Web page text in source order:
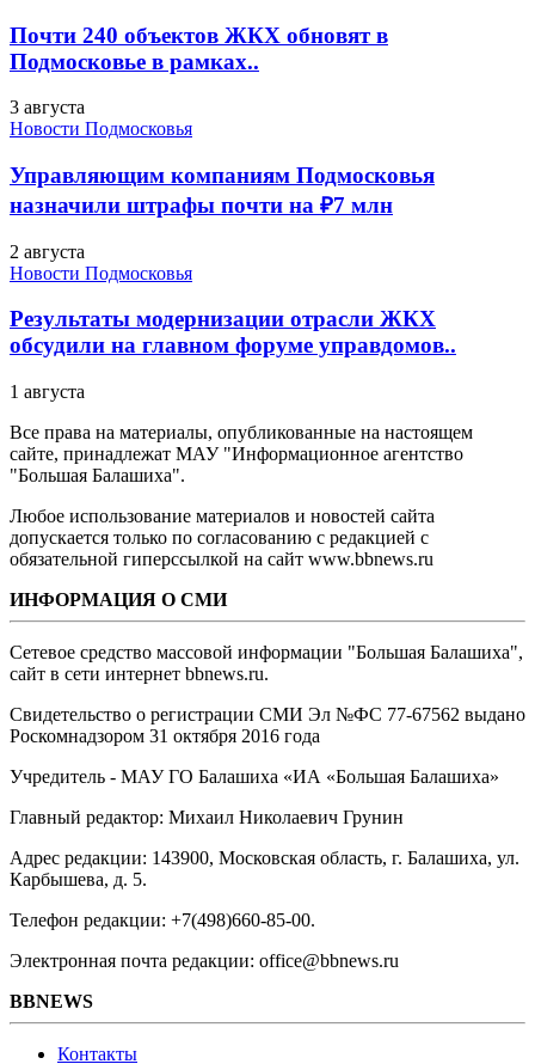
Почти 240 объектов ЖКХ обновят в
Подмосковье в рамках..
3 августа
Новости Подмосковья
Управляющим компаниям Подмосковья
назначили штрафы почти на ₽7 млн
2 августа
Новости Подмосковья
Результаты модернизации отрасли ЖКХ
обсудили на главном форуме управдомов..
1 августа
Все права на материалы, опубликованные на настоящем
сайте, принадлежат МАУ "Информационное агентство
"Большая Балашиха".
Любое использование материалов и новостей сайта
допускается только по согласованию с редакцией с
обязательной гиперссылкой на сайт www.bbnews.ru
ИНФОРМАЦИЯ О СМИ
Сетевое средство массовой информации "Большая Балашиха",
сайт в сети интернет bbnews.ru.
Свидетельство о регистрации СМИ Эл №ФС ‎77-67562 выдано
Роскомнадзором 31 октября 2016 года
Учредитель - МАУ ГО Балашиха «ИА «Большая Балашиха»
Главный редактор: Михаил Николаевич Грунин
Адрес редакции: 143900, Московская область, г. Балашиха, ул.
Карбышева, д. 5.
Телефон редакции: +7(498)660-85-00.
Электронная почта редакции: office@bbnews.ru
BBNEWS
Контакты